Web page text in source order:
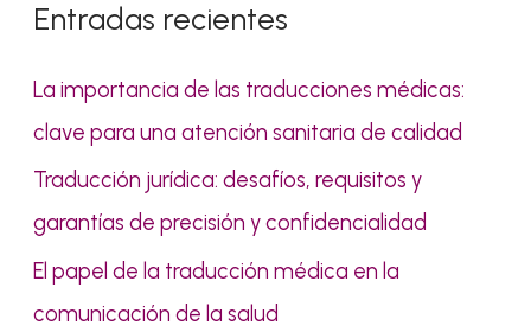
a
r
p
Entradas recientes
La importancia de las traducciones médicas:
clave para una atención sanitaria de calidad
Traducción jurídica: desafíos, requisitos y
garantías de precisión y confidencialidad
El papel de la traducción médica en la
comunicación de la salud